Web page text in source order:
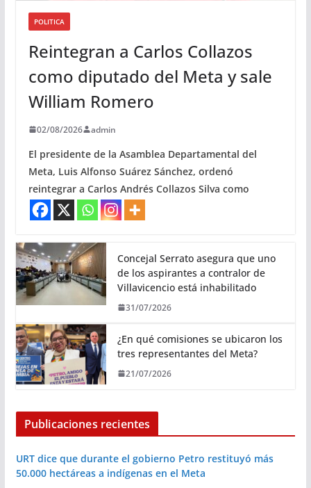
POLITICA
Reintegran a Carlos Collazos
como diputado del Meta y sale
William Romero
02/08/2026 admin
El presidente de la Asamblea Departamental del
Meta, Luis Alfonso Suárez Sánchez, ordenó
reintegrar a Carlos Andrés Collazos Silva como
Concejal Serrato asegura que uno
de los aspirantes a contralor de
Villavicencio está inhabilitado
31/07/2026
¿En qué comisiones se ubicaron los
tres representantes del Meta?
21/07/2026
Publicaciones recientes
URT dice que durante el gobierno Petro restituyó más
50.000 hectáreas a indígenas en el Meta